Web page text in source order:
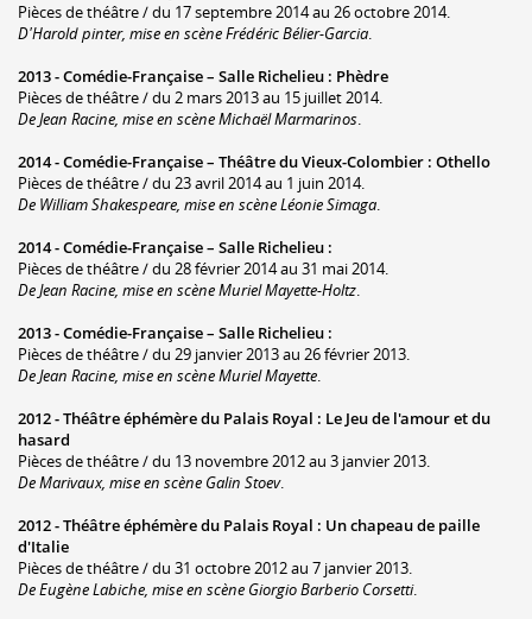
Pièces de théâtre / du 17 septembre 2014 au 26 octobre 2014.
D'Harold pinter, mise en scène Frédéric Bélier-Garcia.
2013 -Comédie-Française – Salle Richelieu : Phèdre
Pièces de théâtre / du 2 mars 2013 au 15 juillet 2014.
De Jean Racine, mise en scène Michaël Marmarinos.
2014 -Comédie-Française – Théâtre du Vieux-Colombier : Othello
Pièces de théâtre / du 23 avril 2014 au 1 juin 2014.
De William Shakespeare, mise en scène Léonie Simaga.
2014 -Comédie-Française – Salle Richelieu :
Pièces de théâtre / du 28 février 2014 au 31 mai 2014.
De Jean Racine, mise en scène Muriel Mayette-Holtz.
2013 -Comédie-Française – Salle Richelieu :
Pièces de théâtre / du 29 janvier 2013 au 26 février 2013.
De Jean Racine, mise en scène Muriel Mayette.
2012 -Théâtre éphémère du Palais Royal : Le Jeu de l'amour et du
hasard
Pièces de théâtre / du 13 novembre 2012 au 3 janvier 2013.
De Marivaux, mise en scène Galin Stoev.
2012 -Théâtre éphémère du Palais Royal : Un chapeau de paille
d'Italie
Pièces de théâtre / du 31 octobre 2012 au 7 janvier 2013.
De Eugène Labiche, mise en scène Giorgio Barberio Corsetti.